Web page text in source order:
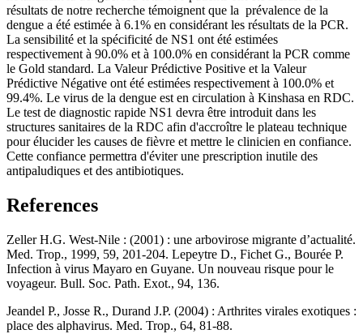
résultats de notre recherche témoignent que la prévalence de la
dengue a été estimée à 6.1% en considérant les résultats de la PCR.
La sensibilité et la spécificité de NS1 ont été estimées
respectivement à 90.0% et à 100.0% en considérant la PCR comme
le Gold standard. La Valeur Prédictive Positive et la Valeur
Prédictive Négative ont été estimées respectivement à 100.0% et
99.4%. Le virus de la dengue est en circulation à Kinshasa en RDC.
Le test de diagnostic rapide NS1 devra être introduit dans les
structures sanitaires de la RDC afin d'accroître le plateau technique
pour élucider les causes de fièvre et mettre le clinicien en confiance.
Cette confiance permettra d'éviter une prescription inutile des
antipaludiques et des antibiotiques.
References
Zeller H.G. West-Nile : (2001) : une arbovirose migrante d’actualité.
Med. Trop., 1999, 59, 201-204. Lepeytre D., Fichet G., Bourée P.
Infection à virus Mayaro en Guyane. Un nouveau risque pour le
voyageur. Bull. Soc. Path. Exot., 94, 136.
Jeandel P., Josse R., Durand J.P. (2004) : Arthrites virales exotiques :
place des alphavirus. Med. Trop., 64, 81-88.